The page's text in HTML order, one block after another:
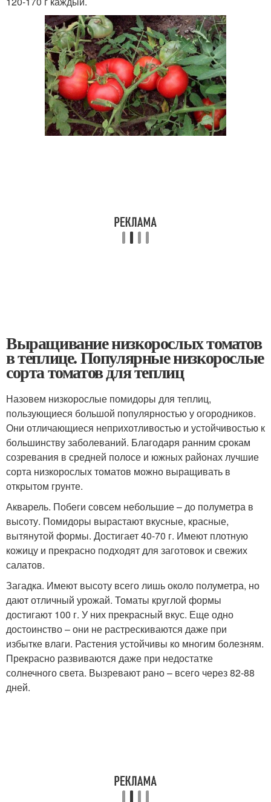
Выращивание низкорослых томатов
в теплице. Популярные низкорослые
сорта томатов для теплиц
Назовем низкорослые помидоры для теплиц,
пользующиеся большой популярностью у огородников.
Они отличающиеся неприхотливостью и устойчивостью к
большинству заболеваний. Благодаря ранним срокам
созревания в средней полосе и южных районах лучшие
сорта низкорослых томатов можно выращивать в
открытом грунте.
Акварель. Побеги совсем небольшие – до полуметра в
высоту. Помидоры вырастают вкусные, красные,
вытянутой формы. Достигает 40-70 г. Имеют плотную
кожицу и прекрасно подходят для заготовок и свежих
салатов.
Загадка. Имеют высоту всего лишь около полуметра, но
дают отличный урожай. Томаты круглой формы
достигают 100 г. У них прекрасный вкус. Еще одно
достоинство – они не растрескиваются даже при
избытке влаги. Растения устойчивы ко многим болезням.
Прекрасно развиваются даже при недостатке
солнечного света. Вызревают рано – всего через 82-88
дней.